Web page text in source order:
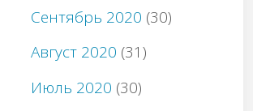
Сентябрь 2020 (30)
Август 2020 (31)
Июль 2020 (30)